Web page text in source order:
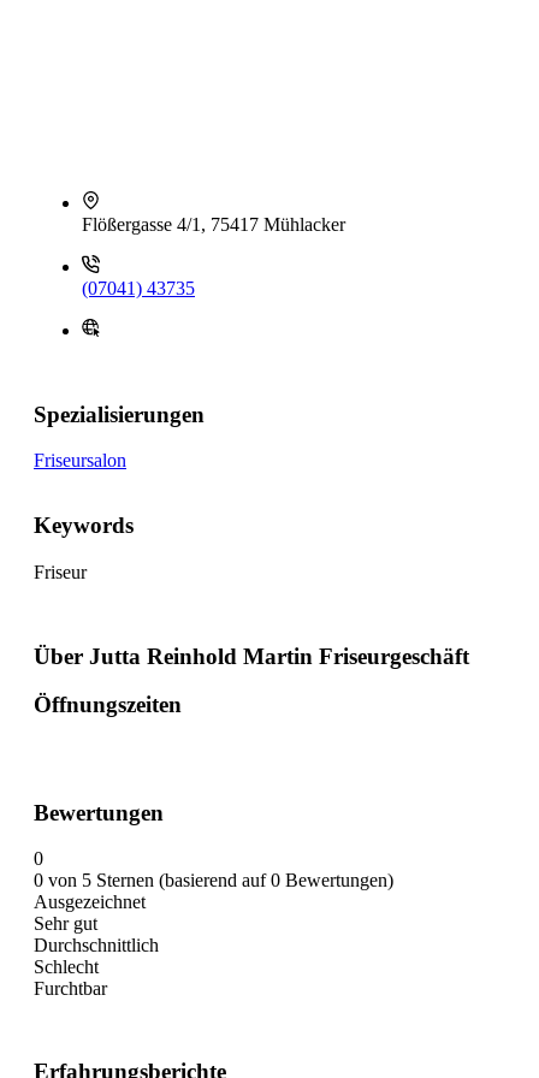
Flößergasse 4/1, 75417 Mühlacker
(07041) 43735
Spezialisierungen
Friseursalon
Keywords
Friseur
Über Jutta Reinhold Martin Friseurgeschäft
Öffnungszeiten
Bewertungen
0
0 von 5 Sternen (basierend auf 0 Bewertungen)
Ausgezeichnet
Sehr gut
Durchschnittlich
Schlecht
Furchtbar
Erfahrungsberichte